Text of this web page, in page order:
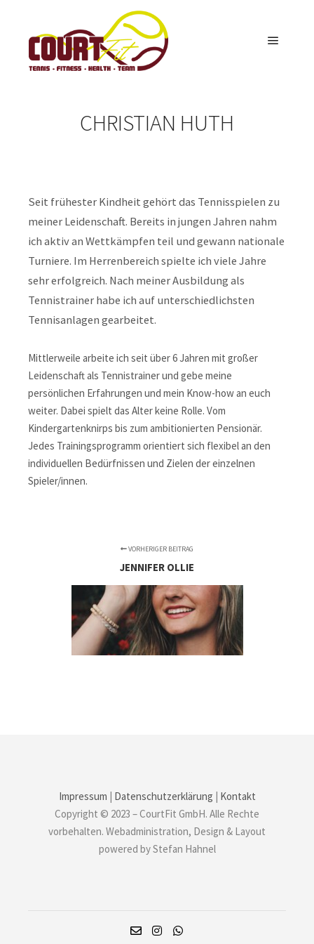
CHRISTIAN HUTH
Seit frühester Kindheit gehört das Tennisspielen zu
meiner Leidenschaft. Bereits in jungen Jahren nahm
ich aktiv an Wettkämpfen teil und gewann nationale
Turniere. Im Herrenbereich spielte ich viele Jahre
sehr erfolgreich. Nach meiner Ausbildung als
Tennistrainer habe ich auf unterschiedlichsten
Tennisanlagen gearbeitet.
Mittlerweile arbeite ich seit über 6 Jahren mit großer
Leidenschaft als Tennistrainer und gebe meine
persönlichen Erfahrungen und mein Know-how an euch
weiter. Dabei spielt das Alter keine Rolle. Vom
Kindergartenknirps bis zum ambitionierten Pensionär.
Jedes Trainingsprogramm orientiert sich flexibel an den
individuellen Bedürfnissen und Zielen der einzelnen
Spieler/innen.
VORHERIGER BEITRAG
JENNIFER OLLIE
Impressum | Datenschutzerklärung | Kontakt
Copyright © 2023 – CourtFit GmbH. Alle Rechte
vorbehalten. Webadministration, Design & Layout
powered by Stefan Hahnel